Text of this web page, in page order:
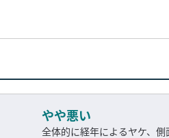
やや悪い
全体的に経年によるヤケ、側